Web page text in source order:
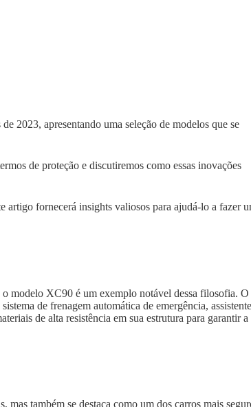
2023, apresentando uma seleção de modelos que se
de proteção e discutiremos como essas inovações
artigo fornecerá insights valiosos para ajudá-lo a fazer
modelo XC90 é um exemplo notável dessa filosofia. O
de frenagem automática de emergência,
de alta resistência em sua estrutura para garantir a
também se destaca como um dos carros mais